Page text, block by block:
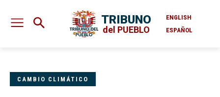
TRIBUNO
del PUEBLO
ENGLISH
ESPAÑOL
CAMBIO CLIMÁTICO